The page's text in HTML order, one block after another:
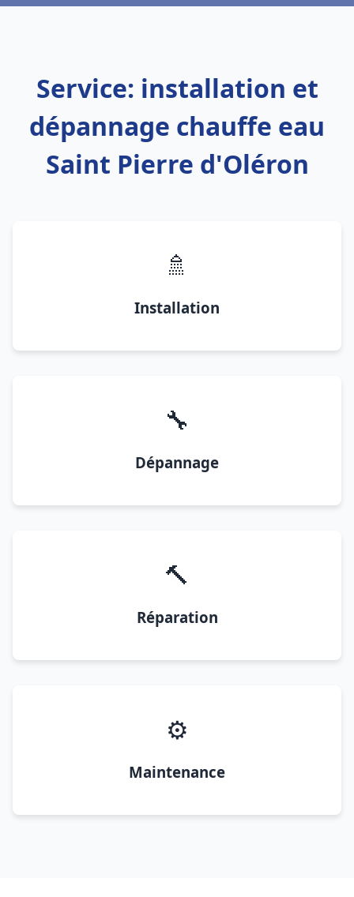
Service: installation et
dépannage chauffe eau
Saint Pierre d'Oléron
🚿
Installation
🔧
Dépannage
🔨
Réparation
⚙️
Maintenance